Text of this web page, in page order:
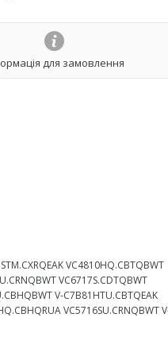
для замовлення
VC4810HQ.CBTQBWT
VC6717S.CDTQBWT
V-C7B81HTU.CBTQEAK
VC5716SU.CRNQBWT